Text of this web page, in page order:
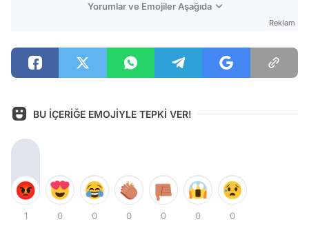
Yorumlar ve Emojiler Aşağıda
Reklam
BU İÇERİĞE EMOJİYLE TEPKİ VER!
1 0 0 0 0 0 0